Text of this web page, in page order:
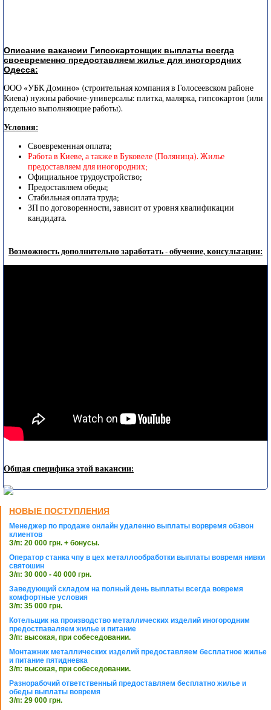
Описание вакансии Гипсокартонщик выплаты всегда
своевременно предоставляем жилье для иногородних
Одесса:
ООО «УБК Домино» (строительная компания в Голосеевском районе
Киева) нужны рабочие-универсалы: плитка, малярка, гипсокартон (или
отдельно выполняющие работы).
Условия:
Своевременная оплата;
Работа в Киеве, а такжев Буковеле (Поляница). Жилье
предоставляем для иногородних;
Официальное трудоустройство;
Предоставляем обеды;
Стабильная оплата труда;
ЗП по договоренности, зависит от уровня квалификации
кандидата.
Возможность дополнительно заработать - обучение, консультации:
Общая специфика этой вакансии:
НОВЫЕ ПОСТУПЛЕНИЯ
Менеджер по продаже онлайн удаленно выплаты ворвремя обзвон
клиентов
З/п: 20 000 грн. + бонусы.
Оператор станка чпу в цех металлообработки выплаты вовремя нивки
святошин
З/п: 30 000 - 40 000 грн.
Заведующий складом на полный день выплаты всегда вовремя
комфортные условия
З/п: 35 000 грн.
Котельщик на производство металлических изделий иногородним
предостпаваляем жилье и питание
З/п: высокая, при собеседовании.
Монтажник металлических изделий предоставляем бесплатное жилье
и питание пятидневка
З/п: высокая, при собеседовании.
Разнорабочий ответственный предоставляем бесплатно жилье и
обеды выплаты вовремя
З/п: 29 000 грн.